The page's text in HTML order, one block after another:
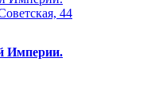
Империи.